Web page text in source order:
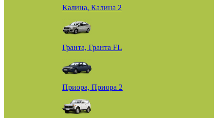
Калина, Калина 2
Гранта, Гранта FL
Приора, Приора 2